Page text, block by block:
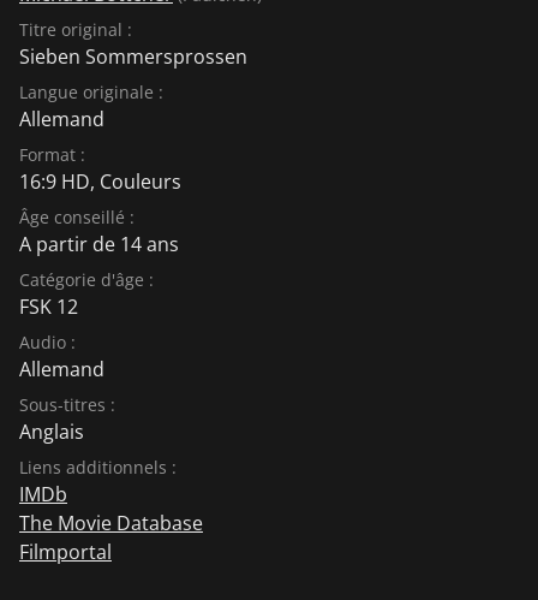
Titre original :
Sieben Sommersprossen
Langue originale :
Allemand
Format :
16:9 HD, Couleurs
Âge conseillé :
A partir de 14 ans
Catégorie d'âge :
FSK 12
Audio :
Allemand
Sous-titres :
Anglais
Liens additionnels :
IMDb
The Movie Database
Filmportal